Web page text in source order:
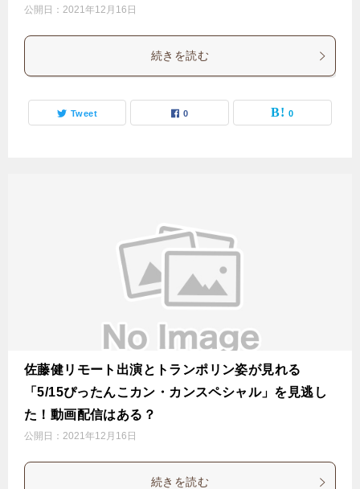
公開日： 2021年12月16日
続きを読む
Tweet 0 0
佐藤健リモート出演とトランポリン姿が見れる
「5/15ぴったんこカン・カンスペシャル」を見逃し
た！動画配信はある？
公開日： 2021年12月16日
続きを読む